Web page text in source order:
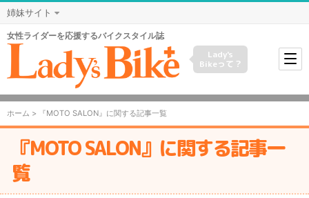
姉妹サイト
女性ライダーを応援するバイクスタイル誌
Lady's
Bikeって？
ホーム > 『MOTO SALON』に関する記事一覧
『MOTO SALON』に関する記事一
覧